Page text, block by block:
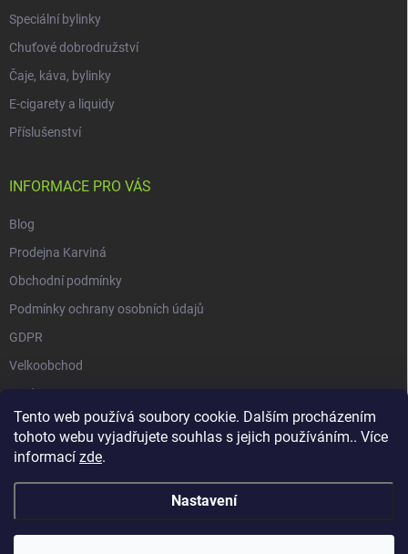
Tento web používá soubory cookie. Dalším procházením
tohoto webu vyjadřujete souhlas s jejich používáním.. Více
informací zde.
Nastavení
Speciální bylinky
Chuťové dobrodružství
Čaje, káva, bylinky
E-cigarety a liquidy
Příslušenství
INFORMACE PRO VÁS
Blog
Prodejna Karviná
Obchodní podmínky
Podmínky ochrany osobních údajů
GDPR
Velkoobchod
O nás
Vrácení zásilky přes Zásilkovnu
Copyright 2026GALAXIE KRATOMU. Všechna práva vyhrazena.